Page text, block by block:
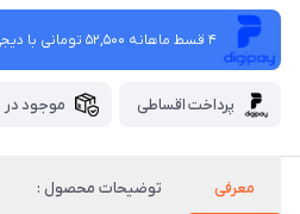
4 قسط ماهانه 52,500 تومانی با دیجی ‌پی!
پرداخت اقساطی موجود در
معرفی توضیحات محصول :